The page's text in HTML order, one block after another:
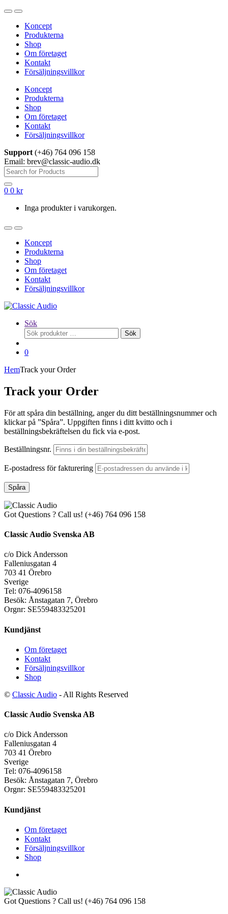
Hoppa
navigering
Hoppa
innehållKoncept
Produkterna
Shop
Om företaget
Kontakt
Försäljningsvillkor
Koncept
Produkterna
Shop
Om företaget
Kontakt
Försäljningsvillkor
Support (+46) 764 096 158
Email: brev@classic-audio.dk
Sök
efter:
0 0 kr
Inga produkter i varukorgen.
Koncept
Produkterna
Shop
Om företaget
Kontakt
Försäljningsvillkor
Sök
Sök
efter:
Sök
0
HemTrack your Order
Track your Order
För att spåra din beställning, anger du ditt beställningsnummer och
klickar på ”Spåra”. Uppgiften finns i ditt kvitto och i
beställningsbekräftelsen du fick via e-post.
Beställningsnr.
E-postadress för fakturering
Spåra
Got Questions ? Call us! (+46) 764 096 158
Classic Audio Svenska AB
c/o Dick Andersson
Falleniusgatan 4
703 41 Örebro
Sverige
Tel: 076-4096158
Besök: Ånstagatan 7, Örebro
Orgnr: SE559483325201
Kundjänst
Om företaget
Kontakt
Försäljningsvillkor
Shop
© Classic Audio - All Rights Reserved
Classic Audio Svenska AB
c/o Dick Andersson
Falleniusgatan 4
703 41 Örebro
Sverige
Tel: 076-4096158
Besök: Ånstagatan 7, Örebro
Orgnr: SE559483325201
Kundjänst
Om företaget
Kontakt
Försäljningsvillkor
Shop
Got Questions ? Call us! (+46) 764 096 158